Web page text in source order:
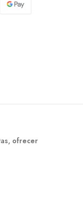
ofrecer